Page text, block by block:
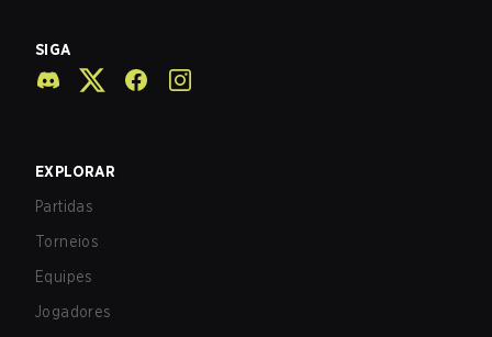
SIGA
EXPLORAR
Partidas
Torneios
Equipes
Jogadores